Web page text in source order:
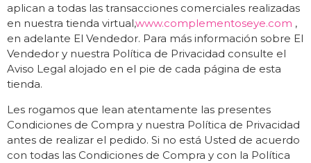
aplican a todas las transacciones comerciales realizadas
en nuestra tienda virtual,www.complementoseye.com ,
en adelante El Vendedor. Para más información sobre El
Vendedor y nuestra Política de Privacidad consulte el
Aviso Legal alojado en el pie de cada página de esta
tienda.
Les rogamos que lean atentamente las presentes
Condiciones de Compra y nuestra Política de Privacidad
antes de realizar el pedido. Si no está Usted de acuerdo
con todas las Condiciones de Compra y con la Política